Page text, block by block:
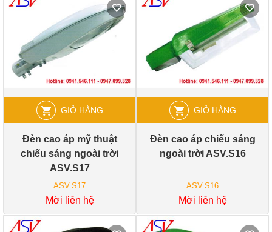
GIỎ HÀNG
Đèn cao áp mỹ thuật
chiếu sáng ngoài trời
ASV.S17
ASV.S17
Mời liên hệ
GIỎ HÀNG
Đèn cao áp chiếu sáng
ngoài trời ASV.S16
ASV.S16
Mời liên hệ